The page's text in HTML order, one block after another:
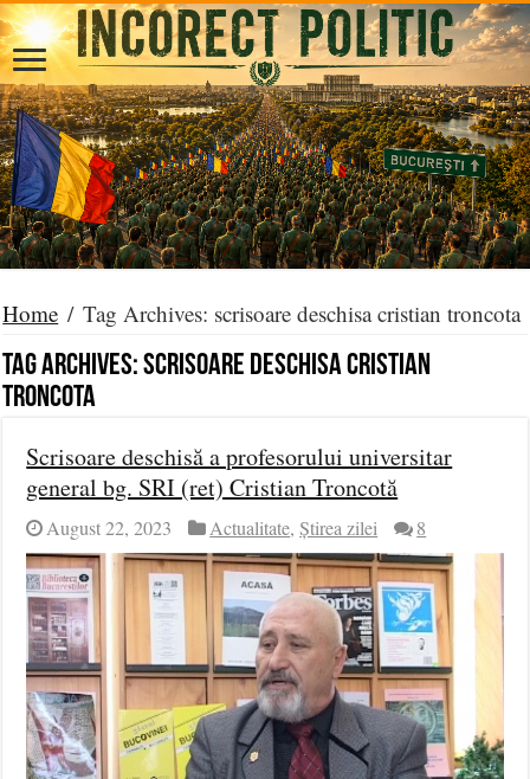
Home / Tag Archives: scrisoare deschisa cristian troncota
Tag Archives:scrisoare deschisa cristian
troncota
Scrisoare deschisă a profesorului universitar
general bg. SRI (ret) Cristian Troncotă
August 22, 2023 Actualitate,Știrea zilei 8